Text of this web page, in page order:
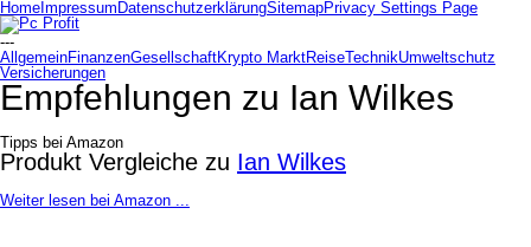
Home Impressum DatenschutzerklärungSitemapPrivacy Settings Page
---
AllgemeinFinanzenGesellschaftKrypto MarktReiseTechnikUmweltschutz
Versicherungen
Empfehlungen zu Ian Wilkes
Tipps bei Amazon
Produkt Vergleiche zu Ian Wilkes
Weiter lesen bei Amazon ...